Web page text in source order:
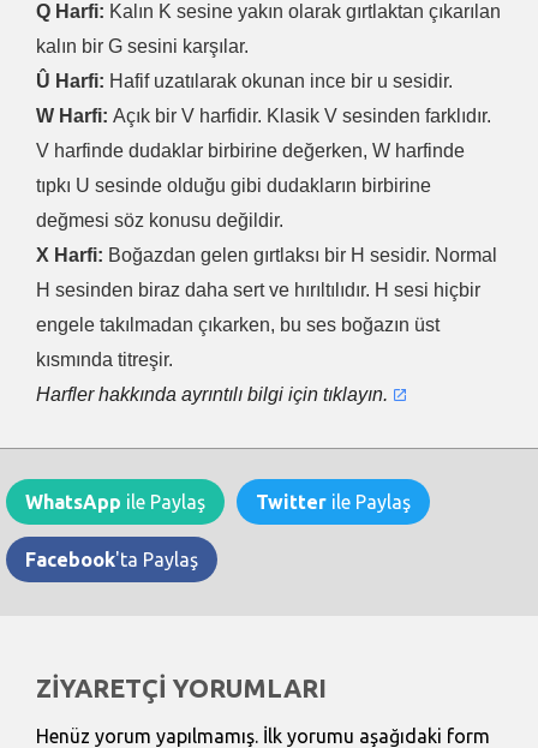
Q Harfi: Kalın K sesine yakın olarak gırtlaktan çıkarılan
kalın bir G sesini karşılar.
Û Harfi: Hafif uzatılarak okunan ince bir u sesidir.
W Harfi: Açık bir V harfidir. Klasik V sesinden farklıdır.
V harfinde dudaklar birbirine değerken, W harfinde
tıpkı U sesinde olduğu gibi dudakların birbirine
değmesi söz konusu değildir.
X Harfi: Boğazdan gelen gırtlaksı bir H sesidir. Normal
H sesinden biraz daha sert ve hırıltılıdır. H sesi hiçbir
engele takılmadan çıkarken, bu ses boğazın üst
kısmında titreşir.
Harfler hakkında ayrıntılı bilgi için tıklayın.
WhatsApp ile Paylaş Twitter ile Paylaş
Facebook'ta Paylaş
ZİYARETÇİ YORUMLARI
Henüz yorum yapılmamış. İlk yorumu aşağıdaki form